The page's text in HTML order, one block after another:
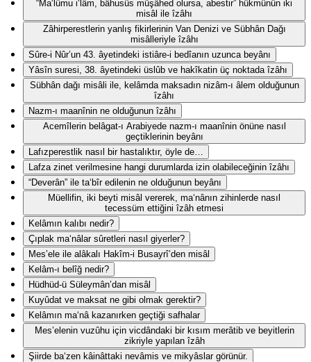
“Ma‘lûmu i‘lâm, bâhusûs müşâhed olursa, abestir” hükmünün iki
misâl ile îzâhı
Zâhirperestlerin yanlış fikirlerinin Van Denizi ve Sübhân Dağı
misâlleriyle îzâhı
Sûre-i Nûr’un 43. âyetindeki istiâre-i bedîanın uzunca beyânı
Yâsîn suresi, 38. âyetindeki üslûb ve hakîkatin üç noktada îzâhı
Sübhân dağı misâli ile, kelâmda maksadın nizâm-ı âlem olduğunun
îzâhı
Nazm-ı maanînin ne olduğunun îzâhı
Acemîlerin belâgat-ı Arabiyede nazm-ı maanînin önüne nasıl
geçtiklerinin beyânı
Lafızperestlik nasıl bir hastalıktır, öyle de…
Lafza zinet verilmesine hangi durumlarda izin olabileceğinin îzâhı
“Deverân” ile ta‘bîr edilenin ne olduğunun beyânı
Müellifin, iki beyti misâl vererek, ma‘nânın zihinlerde nasıl
tecessüm ettiğini îzâh etmesi
Kelâmın kalıbı nedir?
Çıplak ma‘nâlar sûretleri nasıl giyerler?
Mes’ele ile alâkalı Hakîm-i Busayrî’den misâl
Kelâm-ı belîğ nedir?
Hüdhüd-ü Süleymân’dan misâl
Kuyûdat ve maksat ne gibi olmak gerektir?
Kelâmın ma‘nâ kazanırken geçtiği safhalar
Mes’elenin vuzûhu için vicdândaki bir kısım merâtib ve beyitlerin
zikriyle yapılan îzâh
Şiirde ba‘zen kâinâttaki nevâmis ve mikyâslar görünür.